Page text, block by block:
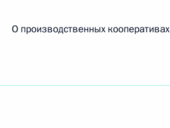
О производственных кооперативах